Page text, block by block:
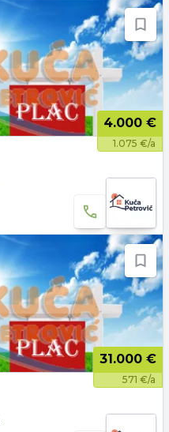
4.000 €
1.075 €/a
31.000 €
571 €/a